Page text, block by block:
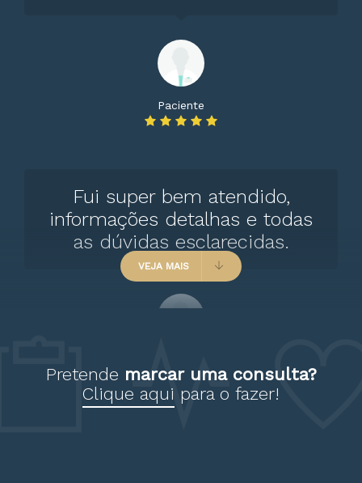
Paciente
Fui super bem atendido,
informações detalhas e todas
as dúvidas esclarecidas.
VEJA MAIS
Pretende marcar uma consulta?
Clique aqui para o fazer!